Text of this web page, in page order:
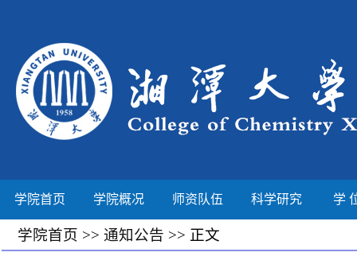
学院首页 学院概况 师资队伍 科学研究 学
学院首页 >> 通知公告 >> 正文